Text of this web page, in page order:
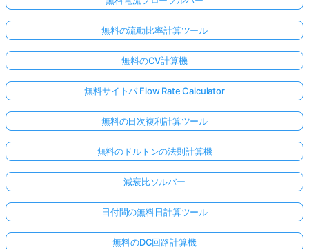
無料の流動比率計算ツール
無料のCV計算機
無料サイトバ Flow Rate Calculator
無料の日次複利計算ツール
無料のドルトンの法則計算機
減衰比ソルバー
日付間の無料日計算ツール
無料のDC回路計算機